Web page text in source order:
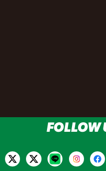
FOLLOW